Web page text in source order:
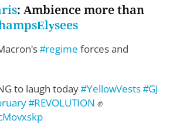
: Ambience more than
#regime forces and
to laugh today#YellowVests#GJ
#REVOLUTION ✊